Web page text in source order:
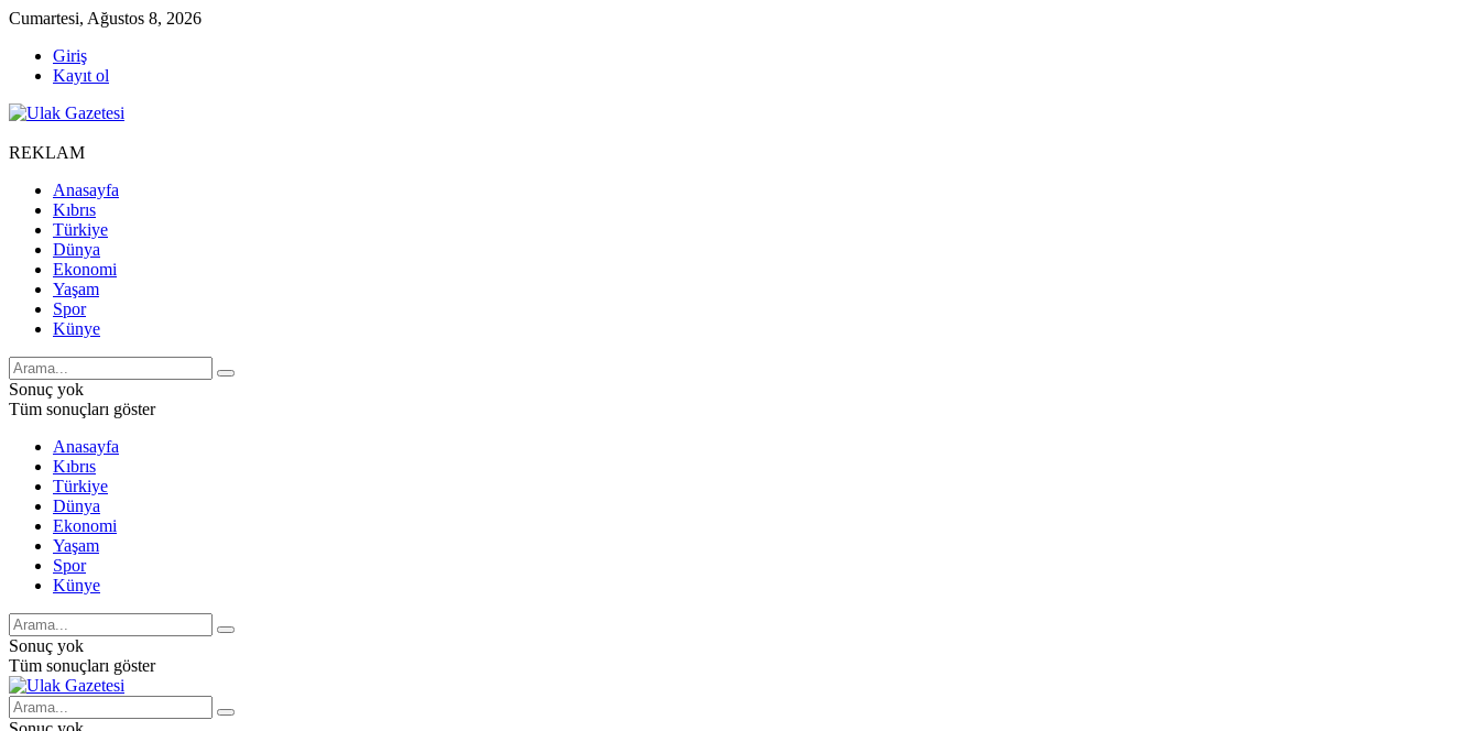
Cumartesi, Ağustos 8, 2026
Giriş
Kayıt ol
REKLAM
Anasayfa
Kıbrıs
Türkiye
Dünya
Ekonomi
Yaşam
Spor
Künye
Sonuç yok
Tüm sonuçları göster
Anasayfa
Kıbrıs
Türkiye
Dünya
Ekonomi
Yaşam
Spor
Künye
Sonuç yok
Tüm sonuçları göster